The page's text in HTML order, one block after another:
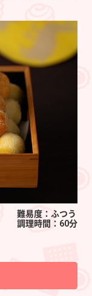
難易度：ふつう
調理時間：60分